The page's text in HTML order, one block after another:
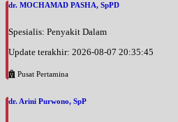
dr. MOCHAMAD PASHA, SpPD
Spesialis: Penyakit Dalam
Update terakhir: 2026-08-07 20:35:45
Pusat Pertamina
dr. Arini Purwono, SpP